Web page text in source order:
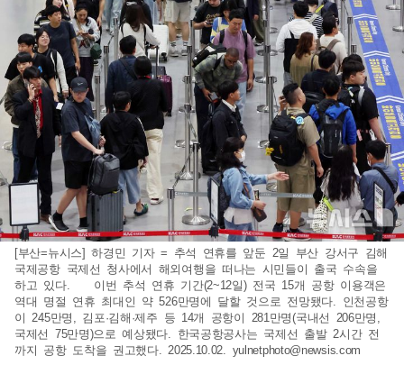
[부산=뉴시스] 하경민 기자 = 추석 연휴를 앞둔 2일 부산 강서구 김해
국제공항 국제선 청사에서 해외여행을 떠나는 시민들이 출국 수속을
하고 있다. 이번 추석 연휴 기간(2~12일) 전국 15개 공항 이용객은
역대 명절 연휴 최대인 약 526만명에 달할 것으로 전망됐다. 인천공항
이 245만명, 김포·김해·제주 등 14개 공항이 281만명(국내선 206만명,
국제선 75만명)으로 예상됐다. 한국공항공사는 국제선 출발 2시간 전
까지 공항 도착을 권고했다. 2025.10.02. yulnetphoto@newsis.com